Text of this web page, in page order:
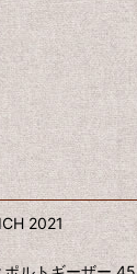
2021